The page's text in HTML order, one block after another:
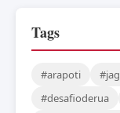
Tags
#arapoti
#desafioderua